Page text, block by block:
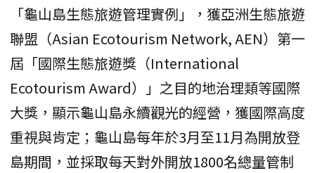
「龜山島生態旅遊管理實例」，獲亞洲生態旅遊
聯盟（Asian Ecotourism Network, AEN）第一
屆「國際生態旅遊獎（International
Ecotourism Award）」之目的地治理類等國際
大獎，顯示龜山島永續觀光的經營，獲國際高度
重視與肯定；龜山島每年於3月至11月為開放登
島期間，並採取每天對外開放1800名總量管制